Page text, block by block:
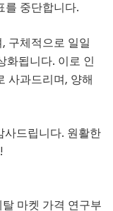
를 중단합니다.
구체적으로 일일
화됩니다. 이로 인
사과드리며, 양해
사드립니다. 원활한
마켓 가격 연구부